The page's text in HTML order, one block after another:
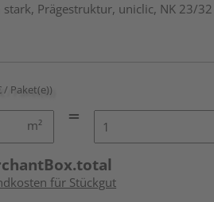
Prägestruktur, uniclic, NK 23/32
/ Paket(e))
m²
für Stückgut